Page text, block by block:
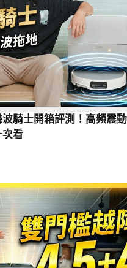
騎士開箱評測！高頻震
看